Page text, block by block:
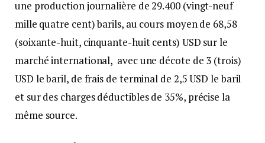
une production journalière de 29.400 (vingt-neuf
mille quatre cent) barils, au cours moyen de 68,58
(soixante-huit, cinquante-huit cents) USD sur le
marché international, avec une décote de 3 (trois)
USD le baril, de frais de terminal de 2,5 USD le baril
et sur des charges déductibles de 35%, précise la
même source.